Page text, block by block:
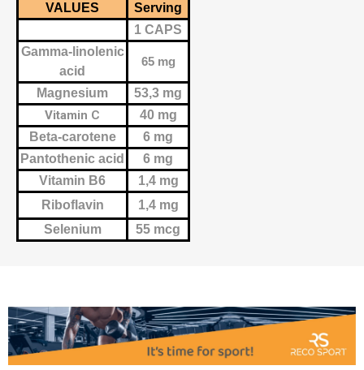
VALUES
Serving
1 CAPS
Gamma-linolenic
acid
65 mg
Magnesium 53,3 mg
Vitamin C
40 mg
Beta-carotene
6 mg
Pantothenic acid
6 mg
Vitamin B6
1,4 mg
Riboflavin
1,4 mg
Selenium
55 mcg